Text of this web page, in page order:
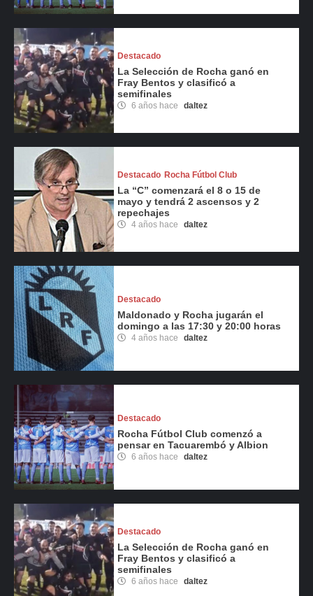
Destacado
La Selección de Rocha ganó en
Fray Bentos y clasificó a
semifinales
6 años hace daltez
Destacado Rocha Fútbol Club
La “C” comenzará el 8 o 15 de
mayo y tendrá 2 ascensos y 2
repechajes
4 años hace daltez
Destacado
Maldonado y Rocha jugarán el
domingo a las 17:30 y 20:00 horas
4 años hace daltez
Destacado
Rocha Fútbol Club comenzó a
pensar en Tacuarembó y Albion
6 años hace daltez
Destacado
La Selección de Rocha ganó en
Fray Bentos y clasificó a
semifinales
6 años hace daltez